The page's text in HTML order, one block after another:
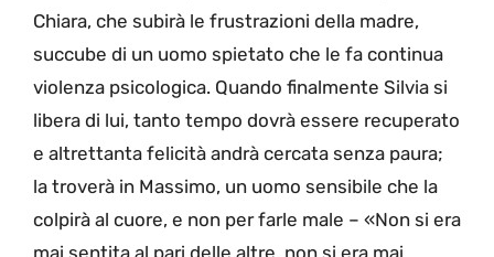
Chiara, che subirà le frustrazioni della madre,
succube di un uomo spietato che le fa continua
violenza psicologica. Quando finalmente Silvia si
libera di lui, tanto tempo dovrà essere recuperato
e altrettanta felicità andrà cercata senza paura;
la troverà in Massimo, un uomo sensibile che la
colpirà al cuore, e non per farle male – «Non si era
mai sentita al pari delle altre, non si era mai